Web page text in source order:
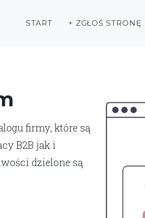
firmy, które są
B2B jak i
dzielone są
START + ZGŁOŚ STRONĘ